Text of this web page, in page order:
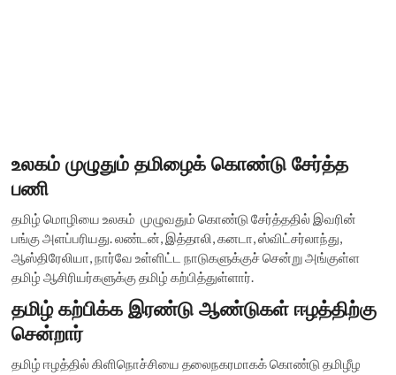
உலகம் முழுதும் தமிழைக் கொண்டு சேர்த்த
பணி
தமிழ் மொழியை உலகம் முழுவதும் கொண்டு சேர்த்ததில் இவரின்
பங்கு அளப்பரியது. லண்டன், இத்தாலி, கனடா, ஸ்விட்சர்லாந்து,
ஆஸ்திரேலியா, நார்வே உள்ளிட்ட நாடுகளுக்குச் சென்று அங்குள்ள
தமிழ் ஆசிரியர்களுக்கு தமிழ் கற்பித்துள்ளார்.
தமிழ் கற்பிக்க இரண்டு ஆண்டுகள் ஈழத்திற்கு
சென்றார்
தமிழ் ஈழத்தில் கிளிநொச்சியை தலைநகரமாகக் கொண்டு தமிழீழ